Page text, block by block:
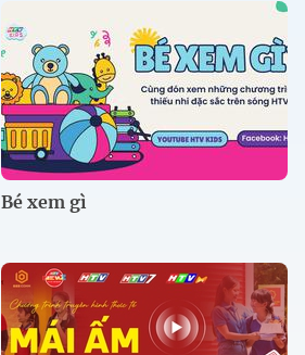
Bé xem gì